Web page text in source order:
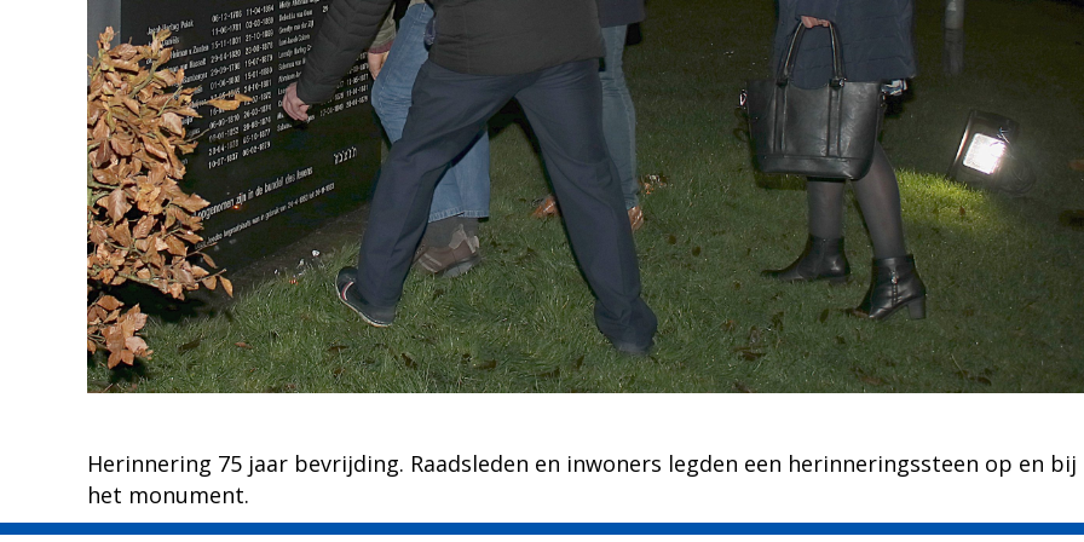
Herinnering 75 jaar bevrijding. Raadsleden en inwoners legden een herinneringssteen op en bij
het monument.